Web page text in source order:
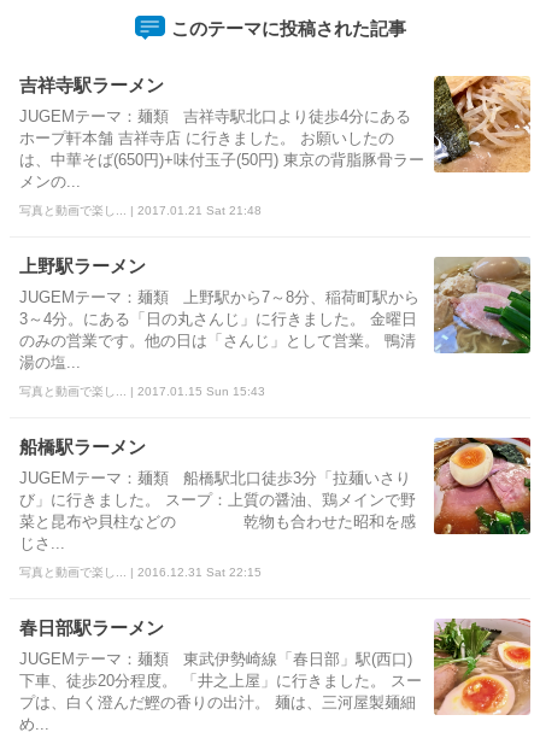
このテーマに投稿された記事
吉祥寺駅ラーメン
JUGEMテーマ：麺類 吉祥寺駅北口より徒歩4分にある
ホープ軒本舗 吉祥寺店 に行きました。 お願いしたの
は、中華そば(650円)+味付玉子(50円) 東京の背脂豚骨ラー
メンの...
写真と動画で楽し... | 2017.01.21 Sat 21:48
上野駅ラーメン
JUGEMテーマ：麺類 上野駅から7～8分、稲荷町駅から
3～4分。にある「日の丸さんじ」に行きました。 金曜日
のみの営業です。他の日は「さんじ」として営業。 鴨清
湯の塩...
写真と動画で楽し... | 2017.01.15 Sun 15:43
船橋駅ラーメン
JUGEMテーマ：麺類 船橋駅北口徒歩3分「拉麺いさり
び」に行きました。 スープ：上質の醤油、鶏メインで野
菜と昆布や貝柱などの 乾物も合わせた昭和を感
じさ...
写真と動画で楽し... | 2016.12.31 Sat 22:15
春日部駅ラーメン
JUGEMテーマ：麺類 東武伊勢崎線「春日部」駅(西口)
下車、徒歩20分程度。 「井之上屋」に行きました。 スー
プは、白く澄んだ鰹の香りの出汁。 麺は、三河屋製麺細
め...